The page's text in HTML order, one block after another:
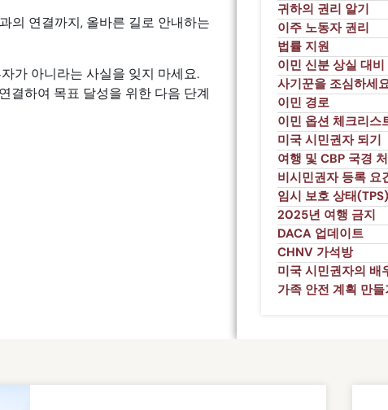
의 연결까지, 올바른 길로 안내하는
가 아니라는 사실을 잊지 마세요.
결하여 목표 달성을 위한 다음 단계
귀하의 권리 알기
이주 노동자 권리
법률 지원
이민 신분 상실 대비
사기꾼을 조심하세
이민 경로
이민 옵션 체크리스
미국 시민권자 되기
여행 및 CBP 국경
비시민권자 등록 요
임시 보호 상태(TPS)
2025년 여행 금지
DACA 업데이트
CHNV 가석방
미국 시민권자의 배
가족 안전 계획 만들